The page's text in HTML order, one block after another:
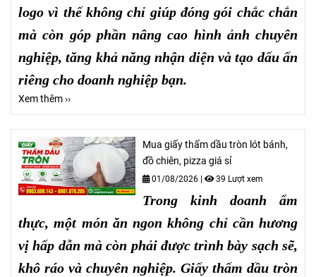
logo vì thế không chỉ giúp đóng gói chắc chắn
mà còn góp phần nâng cao hình ảnh chuyên
nghiệp, tăng khả năng nhận diện và tạo dấu ấn
riêng cho doanh nghiệp bạn.
Xem thêm ››
Mua giấy thấm dầu tròn lót bánh,
đồ chiên, pizza giá sỉ
01/08/2026 | 39 Lượt xem
Trong kinh doanh ẩm
thực, một món ăn ngon không chỉ cần hương
vị hấp dẫn mà còn phải được trình bày sạch sẽ,
khô ráo và chuyên nghiệp. Giấy thấm dầu tròn